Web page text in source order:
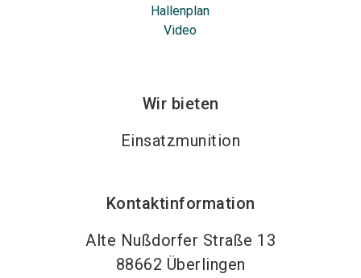
Hallenplan
Video
Wir bieten
Einsatzmunition
Kontaktinformation
Alte Nußdorfer Straße 13
88662 Überlingen